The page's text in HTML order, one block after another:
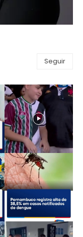
Seguir